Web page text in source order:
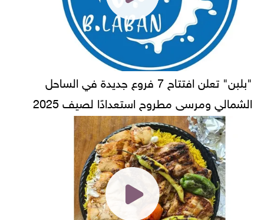
"بلبن" تعلن افتتاح 7 فروع جديدة في الساحل
الشمالي ومرسى مطروح استعدادًا لصيف 2025